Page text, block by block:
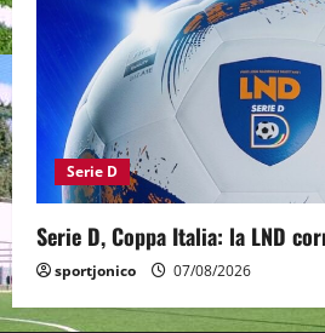
Serie D
Serie D, Coppa Italia: la LND
sportjonico 07/08/2026